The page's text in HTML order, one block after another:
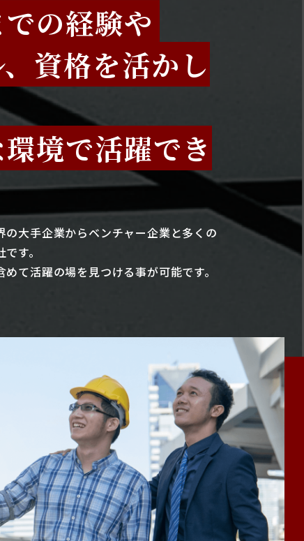
の経験や
資格を活かし
境で活躍でき
の大手企業からベンチャー企業と多くの
す。
て活躍の場を見つける事が可能です。